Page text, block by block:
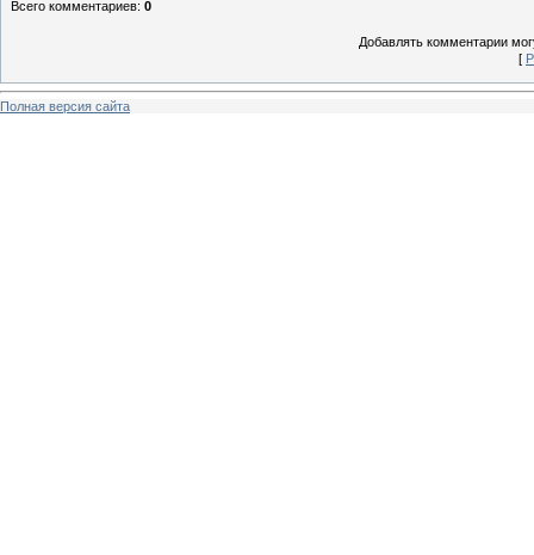
Всего комментариев: 0
Добавлять комментарии
[
Полная версия сайта